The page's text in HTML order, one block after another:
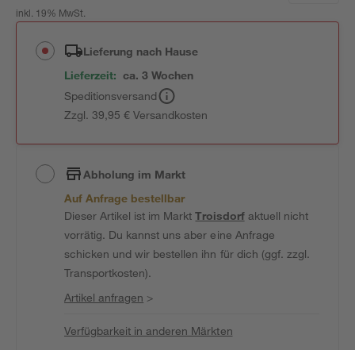
inkl. 19% MwSt.
Lieferung nach Hause
Lieferzeit: ca. 3 Wochen
Speditionsversand
Zzgl. 39,95 € Versandkosten
Abholung im Markt
Auf Anfrage bestellbar
Dieser Artikel ist im MarktTroisdorfaktuell nicht
vorrätig. Du kannst uns aber eine Anfrage
schicken und wir bestellen ihn für dich (ggf. zzgl.
Transportkosten).
Artikel anfragen >
Verfügbarkeit in anderen Märkten